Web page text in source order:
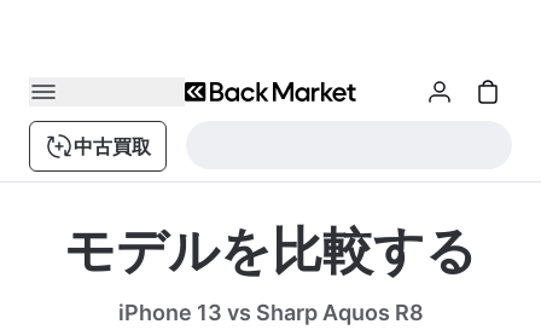
中古買取
モデルを比較する
iPhone 13 vs Sharp Aquos R8